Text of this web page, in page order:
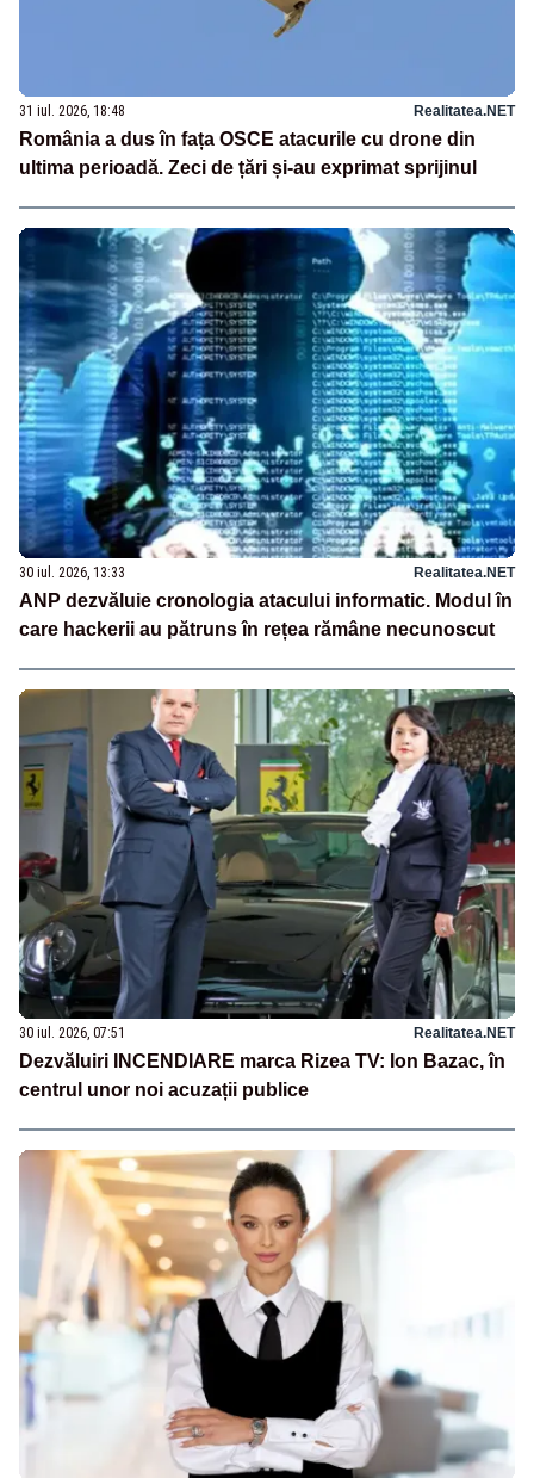
31 iul. 2026, 18:48 Realitatea.NET
România a dus în fața OSCE atacurile cu drone din
ultima perioadă. Zeci de țări și-au exprimat sprijinul
30 iul. 2026, 13:33 Realitatea.NET
ANP dezvăluie cronologia atacului informatic. Modul în
care hackerii au pătruns în rețea rămâne necunoscut
30 iul. 2026, 07:51 Realitatea.NET
Dezvăluiri INCENDIARE marca Rizea TV: Ion Bazac, în
centrul unor noi acuzații publice